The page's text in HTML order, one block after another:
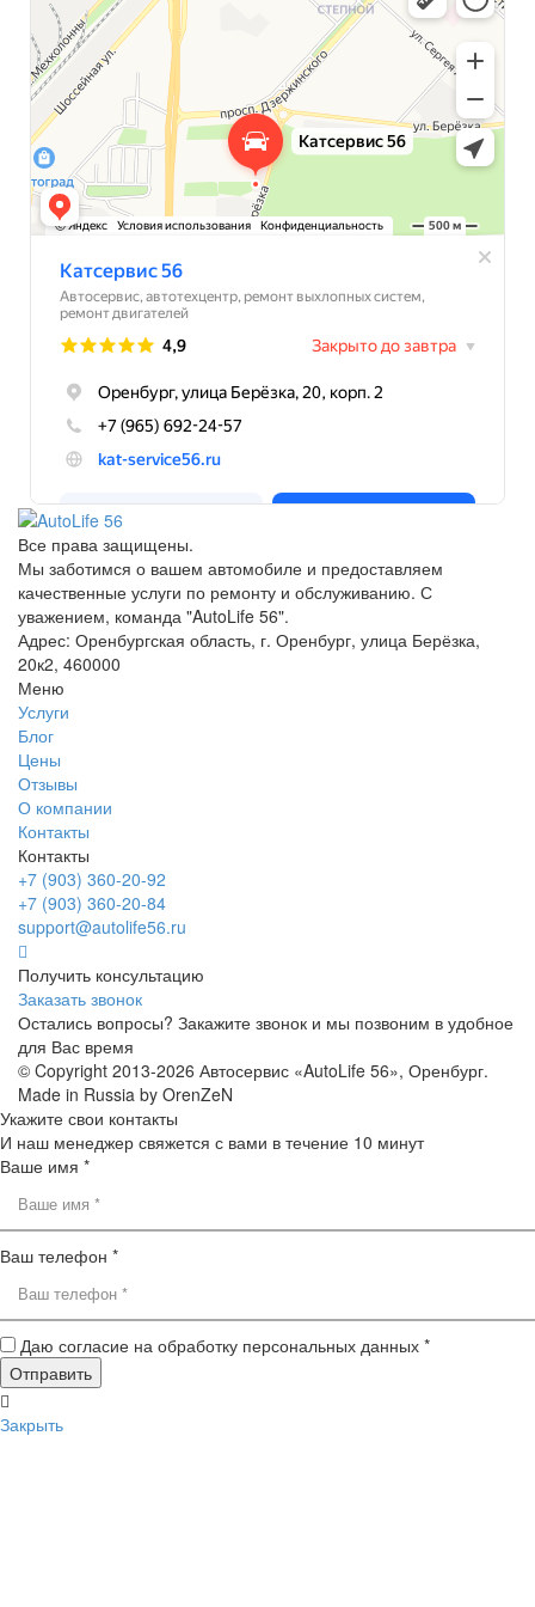
Все права защищены.
Мы заботимся о вашем автомобиле и предоставляем
качественные услуги по ремонту и обслуживанию. С
уважением, команда "AutoLife 56".
Адрес: Оренбургская область, г. Оренбург, улица Берёзка,
20к2, 460000
Меню
Услуги
Блог
Цены
Отзывы
О компании
Контакты
Контакты
+7 (903) 360-20-92
+7 (903) 360-20-84
support@autolife56.ru
Получить консультацию
Заказать звонок
Остались вопросы? Закажите звонок и мы позвоним в удобное
для Вас время
© Copyright 2013-2026 Автосервис «AutoLife 56», Оренбург.
Made in Russia by OrenZeN
Укажите свои контакты
И наш менеджер свяжется с вами в течение 10 минут
Ваше имя *
Ваш телефон *
Даю согласие на обработку персональных данных *
Закрыть